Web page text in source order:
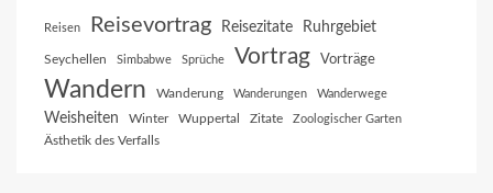
Reisen Reisevortrag Reisezitate Ruhrgebiet
Seychellen Simbabwe Sprüche Vortrag Vorträge
Wandern Wanderung Wanderungen Wanderwege
Weisheiten Winter Wuppertal Zitate Zoologischer Garten
Ästhetik des Verfalls